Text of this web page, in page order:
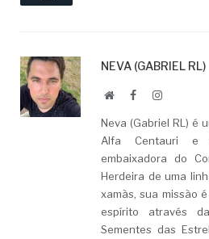
NEVA (GABRIEL RL)
WebsiteFacebookLinkedIn
Neva (Gabriel RL) é
Alfa Centauri e
embaixadora do
Herdeira de uma
xamãs, sua missão
espírito através
Sementes das